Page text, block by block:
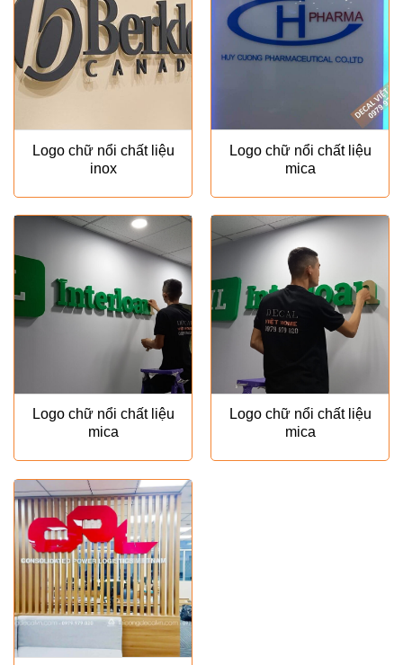
Logo chữ nổi chất liệu
inox
Logo chữ nổi chất liệu
mica
Logo chữ nổi chất liệu
mica
Logo chữ nổi chất liệu
mica